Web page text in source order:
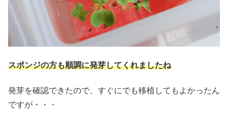
スポンジの方も順調に発芽してくれましたね
発芽を確認できたので、すぐにでも移植してもよかったん
ですが・・・